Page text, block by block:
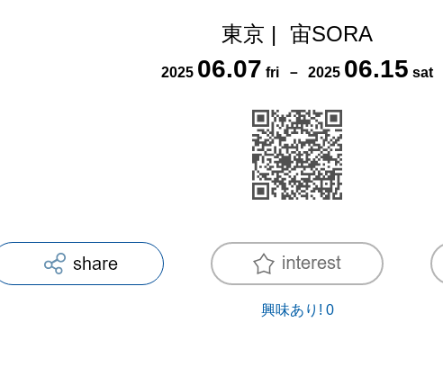
東京 | 宙SORA
2025 06.07 fri － 2025 06.15 sat
興味あり! 0